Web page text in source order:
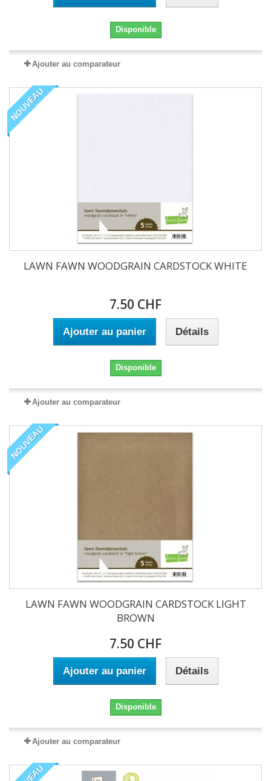
Disponible
Ajouter au comparateur
NOUVEAU
LAWN FAWN WOODGRAIN CARDSTOCK WHITE
7.50 CHF
Ajouter au panier Détails
Disponible
Ajouter au comparateur
NOUVEAU
LAWN FAWN WOODGRAIN CARDSTOCK LIGHT
BROWN
7.50 CHF
Ajouter au panier Détails
Disponible
Ajouter au comparateur